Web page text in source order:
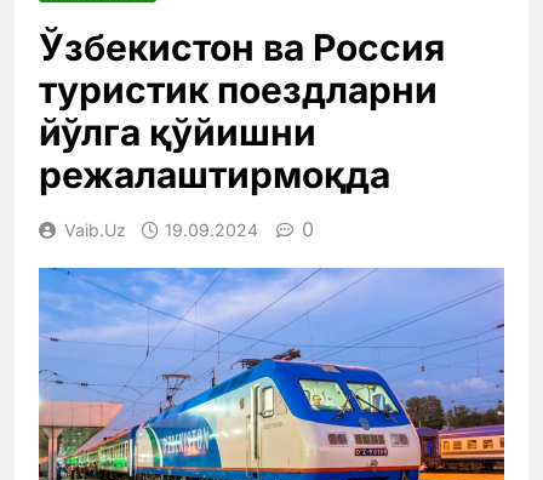
Ўзбекистон ва Россия
туристик поездларни
йўлга қўйишни
режалаштирмоқда
Vaib.uz 19.09.2024 0